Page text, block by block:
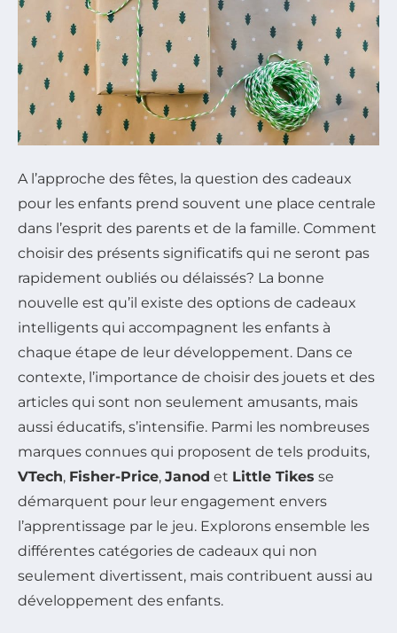
A l’approche des fêtes, la question des cadeaux
pour les enfants prend souvent une place centrale
dans l’esprit des parents et de la famille. Comment
choisir des présents significatifs qui ne seront pas
rapidement oubliés ou délaissés? La bonne
nouvelle est qu’il existe des options de cadeaux
intelligents qui accompagnent les enfants à
chaque étape de leur développement. Dans ce
contexte, l’importance de choisir des jouets et des
articles qui sont non seulement amusants, mais
aussi éducatifs, s’intensifie. Parmi les nombreuses
marques connues qui proposent de tels produits,
VTech, Fisher-Price, Janod et Little Tikes se
démarquent pour leur engagement envers
l’apprentissage par le jeu. Explorons ensemble les
différentes catégories de cadeaux qui non
seulement divertissent, mais contribuent aussi au
développement des enfants.